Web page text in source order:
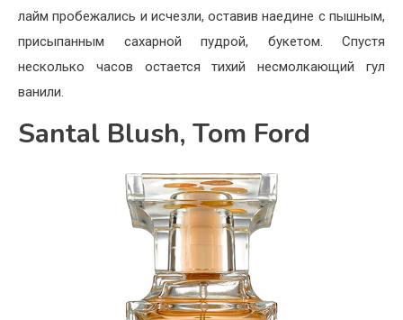
лайм пробежались и исчезли, оставив наедине с пышным,
присыпанным сахарной пудрой, букетом. Спустя
несколько часов остается тихий несмолкающий гул
ванили.
Santal Blush, Tom Ford